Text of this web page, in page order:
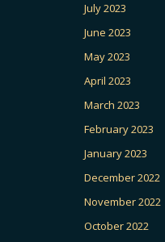
July 2023
June 2023
May 2023
April 2023
March 2023
February 2023
January 2023
December 2022
November 2022
October 2022